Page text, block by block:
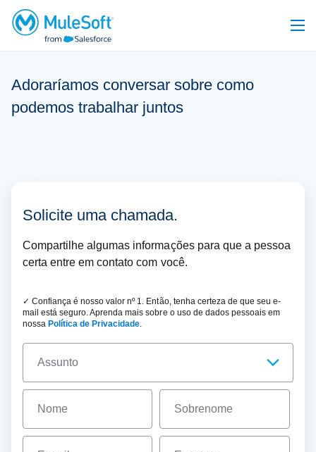
Adoraríamos conversar sobre como
podemos trabalhar juntos
Solicite uma chamada.
Compartilhe algumas informações para que a pessoa
certa entre em contato com você.
✓ Confiança é nosso valor nº 1. Então, tenha certeza de que seu e-
mail está seguro. Aprenda mais sobre o uso de dados pessoais em
nossa Política de Privacidade.